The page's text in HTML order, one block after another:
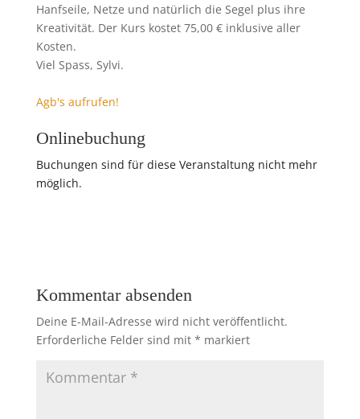
Hanfseile, Netze und natürlich die Segel plus ihre
Kreativität. Der Kurs kostet 75,00 € inklusive aller
Kosten.
Viel Spass, Sylvi.
Agb's aufrufen!
Onlinebuchung
Buchungen sind für diese Veranstaltung nicht mehr
möglich.
Kommentar absenden
Deine E-Mail-Adresse wird nicht veröffentlicht.
Erforderliche Felder sind mit * markiert